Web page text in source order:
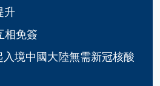
升
相免簽
境中國大陸無需新冠核酸